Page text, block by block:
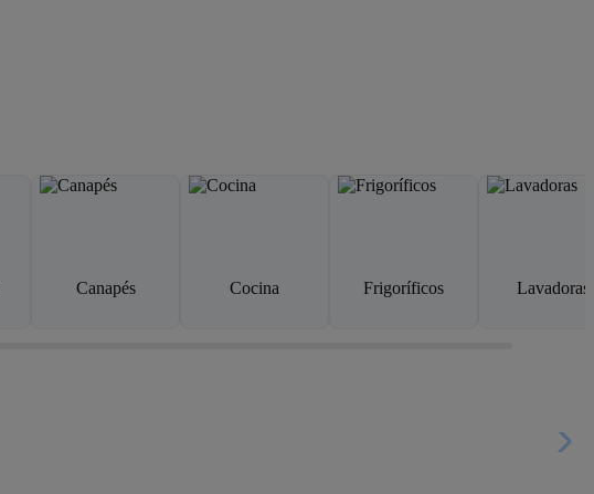
Canapés Cocina Frigoríficos Lavadoras